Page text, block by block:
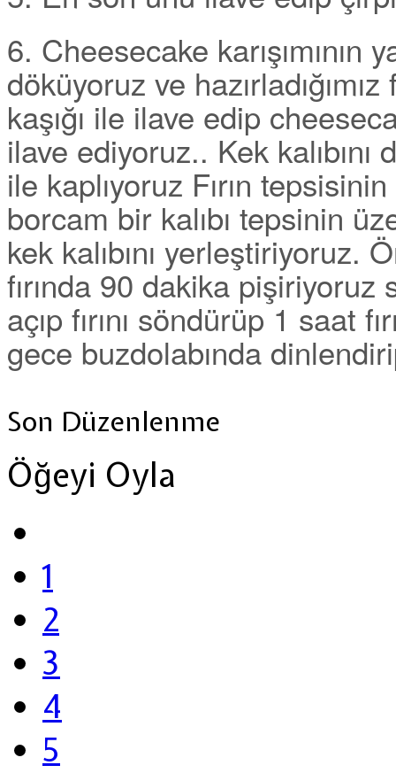
6. Cheesecake karışımının
döküyoruz ve
kaşığı ile ilave edip
ilave ediyoruz.. Kek
ile kaplıyoruz Fırın
borcam bir kalıbı tepsinin
kek kalıbını yerleştiriyoruz.
fırında 90 dakika pişiriyoruz
açıp fırını söndürüp 1 saat
gece buzdolabında
Son Düzenlenme
Öğeyi Oyla
1
2
3
4
5